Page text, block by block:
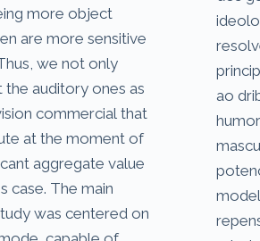
more object
are more sensitive
we not only
the auditory ones as
commercial that
at the moment of
aggregate value
case. The main
was centered on
ao